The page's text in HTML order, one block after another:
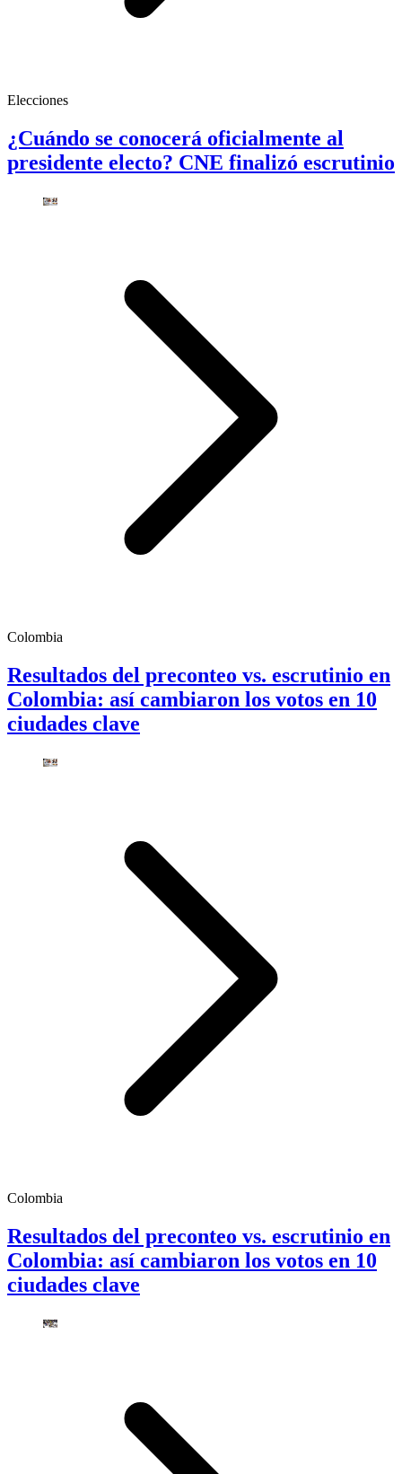
Elecciones
¿Cuándo se conocerá oficialmente al
presidente electo? CNE finalizó escrutinio
Colombia
Resultados del preconteo vs. escrutinio en
Colombia: así cambiaron los votos en 10
ciudades clave
Colombia
Resultados del preconteo vs. escrutinio en
Colombia: así cambiaron los votos en 10
ciudades clave